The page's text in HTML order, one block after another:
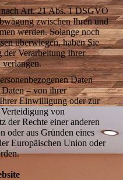
nach Art. 21 Abs. 1 DSGVO
zwischen Ihren und
werden. Solange noch
überwiegen, haben Sie
der Verarbeitung Ihrer
verlangen.
Daten
Daten – von ihrer
Einwilligung oder zur
von
der Rechte einer anderen
oder aus Gründen eines
Europäischen Union oder